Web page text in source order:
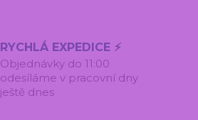
RYCHLÁ EXPEDICE ⚡
Objednávky do 11:00
odesíláme v pracovní dny
ještě dnes